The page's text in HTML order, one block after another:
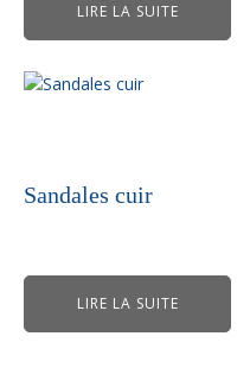
LIRE LA SUITE
Sandales cuir
LIRE LA SUITE